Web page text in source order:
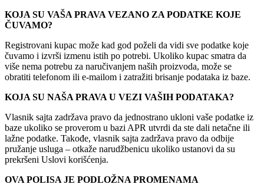
KOJA SU VAŠA PRAVA VEZANO ZA PODATKE KOJE
ČUVAMO?
Registrovani kupac može kad god poželi da vidi sve podatke koje
čuvamo i izvrši izmenu istih po potrebi. Ukoliko kupac smatra da
više nema potrebu za naručivanjem naših proizvoda, može se
obratiti telefonom ili e-mailom i zatražiti brisanje podataka iz baze.
KOJA SU NAŠA PRAVA U VEZI VAŠIH PODATAKA?
Vlasnik sajta zadržava pravo da jednostrano ukloni vaše podatke iz
baze ukoliko se proverom u bazi APR utvrdi da ste dali netačne ili
lažne podatke. Takođe, vlasnik sajta zadržava pravo da odbije
pružanje usluga – otkaže narudžbenicu ukoliko ustanovi da su
prekršeni Uslovi korišćenja.
OVA POLISA JE PODLOŽNA PROMENAMA